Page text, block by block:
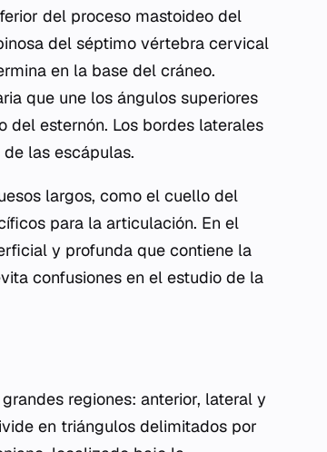
del proceso mastoideo del
del séptimo vértebra cervical
en la base del cráneo.
que une los ángulos superiores
esternón. Los bordes laterales
las escápulas.
largos, como el cuello del
para la articulación. En el
y profunda que contiene la
confusiones en el estudio de la
regiones: anterior, lateral y
en triángulos delimitados por